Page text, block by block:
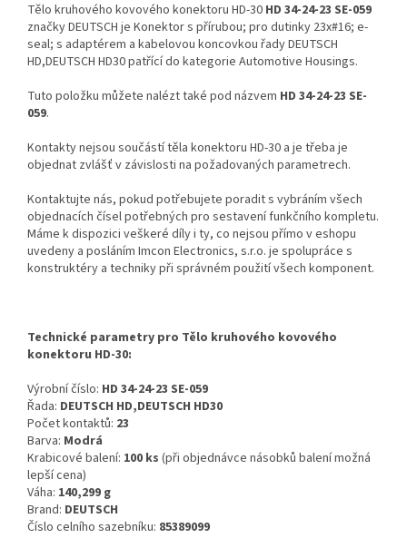
Tělo kruhového kovového konektoru HD-30 HD 34-24-23 SE-059
značky DEUTSCH je Konektor s přírubou; pro dutinky 23x#16; e-
seal; s adaptérem a kabelovou koncovkou řady DEUTSCH
HD,DEUTSCH HD30 patřící do kategorie Automotive Housings.
Tuto položku můžete nalézt také pod názvem HD 34-24-23 SE-
059.
Kontakty nejsou součástí těla konektoru HD-30 a je třeba je
objednat zvlášť v závislosti na požadovaných parametrech.
Kontaktujte nás, pokud potřebujete poradit s vybráním všech
objednacích čísel potřebných pro sestavení funkčního kompletu.
Máme k dispozici veškeré díly i ty, co nejsou přímo v eshopu
uvedeny a posláním Imcon Electronics, s.r.o. je spolupráce s
konstruktéry a techniky při správném použití všech komponent.
Technické parametry pro Tělo kruhového kovového
konektoru HD-30:
Výrobní číslo: HD 34-24-23 SE-059
Řada: DEUTSCH HD,DEUTSCH HD30
Počet kontaktů: 23
Barva: Modrá
Krabicové balení: 100 ks (při objednávce násobků balení možná
lepší cena)
Váha: 140,299 g
Brand: DEUTSCH
Číslo celního sazebníku: 85389099